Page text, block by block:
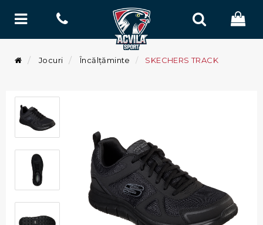
Jocuri Încălțăminte SKECHERS TRACK